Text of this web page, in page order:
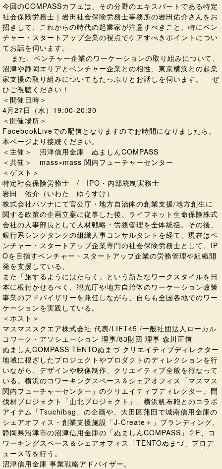
今回のCOMPASSカフェは、その分野のエキスパートである特定
社会保険労務士｜岩田社会保険労務士事務所の岩田佑介さんをお
招きして、これからの時代の起業家が注意すべきこと、特にベン
チャー・スタートアップ企業の視点でケアすべきポイントについ
てお話を伺います。
また、ベンチャー企業のワーケーションの取り組みについて、
沼津や静岡エリアとベンチャー企業との相性、東京横浜との起業
家支援の取り組みについてもたっぷりとお話しを伺います。 ぜ
ひご視聴ください！
＜開催日時＞
4月27日（水）19:00-20:30
＜開催場所＞
FacebookLiveでの配信となりますのでお時間になりましたら、
本ページより接続ください。
＜主催＞ 沼津信用金庫 ぬましんCOMPASS
＜共催＞ mass×mass 関内フューチャーセンター
＜ゲスト＞
特定社会保険労務士 / IPO・内部統制実務士
岩田 佑介（いわた ゆうすけ）
株式会社パソナにて官公庁・地方自治体の創業支援/地方創生に
関する政策の企画立案に従事した後、ライフネット生命保険株式
会社の人事部長として人材戦略・労務管理を全体統括。その後、
銀行系シンクタンクの組織人事コンサルタントを経て、現在はベ
ンチャー・スタートアップ企業専門の社会保険労務士として、IP
Oを目指すベンチャー・スタートアップ企業の労務管理や組織開
発を支援している。
また「旅するようにはたらく」という新たなワークスタイルを日
本に根付かせるべく、観光庁や地方自治体のワーケーション政策
事業のアドバイザリーを兼任しながら、自らも全国各地でのワー
ケーションを実践している。
＜ホスト＞
マスマススクエア株式会社 代表/LIFT45 /一般社団法人ローカル
コワーク・アソシエーション 理事/83財団 理事 森川正信
ぬましんCOMPASS TENTOぬまづ クリエイティブディレクター
地域に根ざしたプロジェクトやプロダクトのディレクションを行
いながら、デザインや映像制作、クリエイティブ全般を行なって
いる。横浜のコワーキングスペース＆シェアオフィス「マスマス
関内フューチャーセンター」のクリエイティブディレクター。間
伐材プロジェクト「山北プロジェクト」、横浜帆布鞄とのコラボ
アイテム「Tsuchibag」の企画や、大田区蒲田で城南信用金庫の
シェアオフィス・創業支援施設「J-Create＋」ブランディング、
静岡県沼津市の沼津信用金庫の「ぬましんCOMPASS」２F、コ
ワーキングスペース＆シェアオフィス「TENTOぬまづ」プロデ
ュース等を行う。
沼津信用金庫 事業戦略アドバイザー。